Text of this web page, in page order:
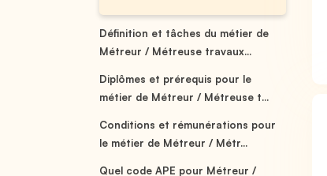
Définition et tâches du métier de
Métreur / Métreuse travaux...
Diplômes et prérequis pour le
métier de Métreur / Métreuse t...
Conditions et rémunérations pour
le métier de Métreur / Métr...
Quel code APE pour Métreur /